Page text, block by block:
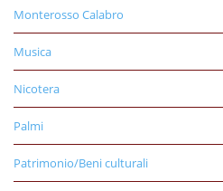
Monterosso Calabro
Musica
Nicotera
Palmi
Patrimonio/Beni culturali